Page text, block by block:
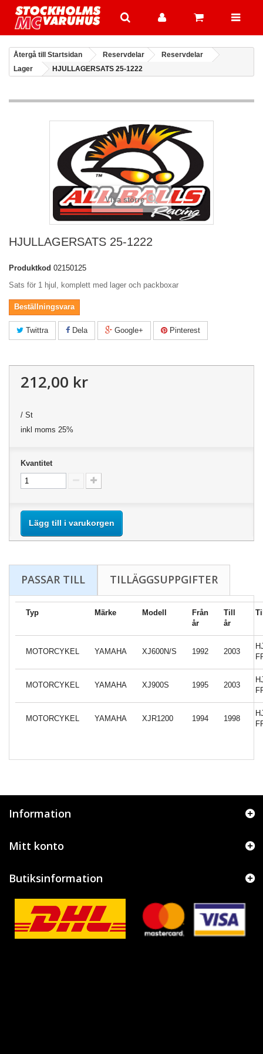
Återgå till Startsidan Reservdelar
Reservdelar
Lager
HJULLAGERSATS 25-1222
Visa större
HJULLAGERSATS 25-1222
Produktkod 02150125
Sats för 1 hjul, komplett med lager och packboxar
Beställningsvara
Twittra Dela Google+ Pinterest
212,00 kr
/ St
inkl moms 25%
Kvantitet
Lägg till i varukorgen
PASSAR TILL TILLÄGGSUPPGIFTER
Typ Märke Modell
Från
år
Till
år
MOTORCYKEL YAMAHA XJ600N/S 1992 2003
MOTORCYKEL YAMAHA XJ900S 1995 2003
MOTORCYKEL YAMAHA XJR1200 1994 1998
Information
Mitt konto
Butiksinformation